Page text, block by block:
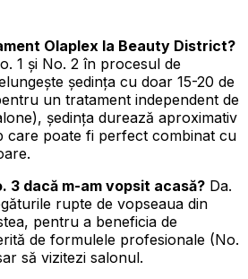
Olaplex la Beauty District?
1 și No. 2 în procesul de
ședința cu doar 15-20 de
un tratament independent de
ședința durează aproximativ
care poate fi perfect combinat cu
3 dacă m-am vopsit acasă? Da.
rupte de vopseaua din
pentru a beneficia de
de formulele profesionale (No.
să vizitezi salonul.